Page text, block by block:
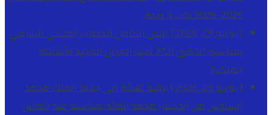
2025-2026
طب و صحة
[ يوليو 29, 2026 ]
النص الكامل للخطاب الملكي السامي
بمناسبة الذكرى الـ27 لعيد العرش المجيد
الأنشطة
الملكية
[ يوليو 29, 2026 ]
برقية تهنئة الى جلالة الملك محمد
السادس من الدكتور محمد الفائد بمناسبة عيد العرش